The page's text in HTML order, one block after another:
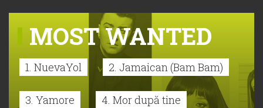
MOST WANTED
1. NuevaYol 2. Jamaican (Bam Bam)
3. Yamore 4. Mor după tine